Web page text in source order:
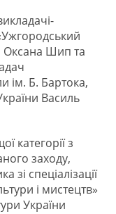
Оксана Шип та
ім. Б. Бартока,
Василь
категорії з
заходу,
зі спеціалізації
і мистецтв»
України